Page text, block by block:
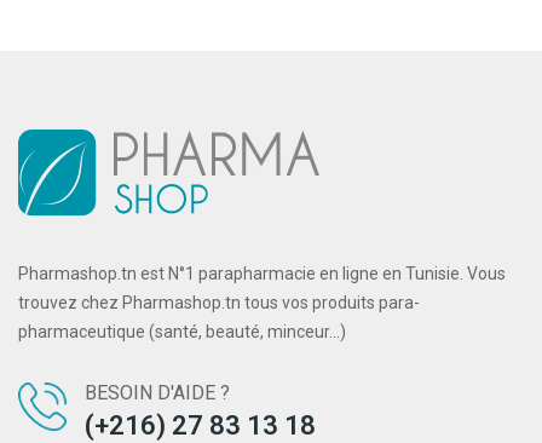
Pharmashop.tn est N°1 parapharmacie en ligne en Tunisie. Vous
trouvez chez Pharmashop.tn tous vos produits para-
pharmaceutique (santé, beauté, minceur...)
BESOIN D'AIDE ?
(+216) 27 83 13 18